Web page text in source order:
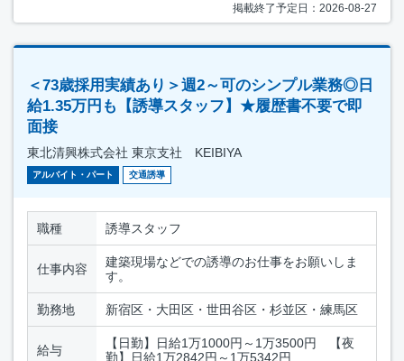
掲載終了予定日：2026-08-27
＜73歳採用実績あり＞週2～可のシンプル業務◎日
給1.35万円も【誘導スタッフ】★履歴書不要で即
面接
東北清興株式会社 東京支社 KEIBIYA
アルバイト・パート 交通誘導
職種 誘導スタッフ
仕事内容
建築現場などでの誘導のお仕事をお願いしま
す。
勤務地 新宿区・大田区・世田谷区・杉並区・練馬区
給与
【日勤】日給1万1000円～1万3500円 【夜
勤】日給1万2842円～1万5342円